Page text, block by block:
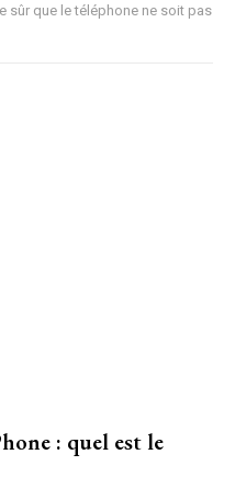
sûr que le téléphone ne soit pas
: quel est le